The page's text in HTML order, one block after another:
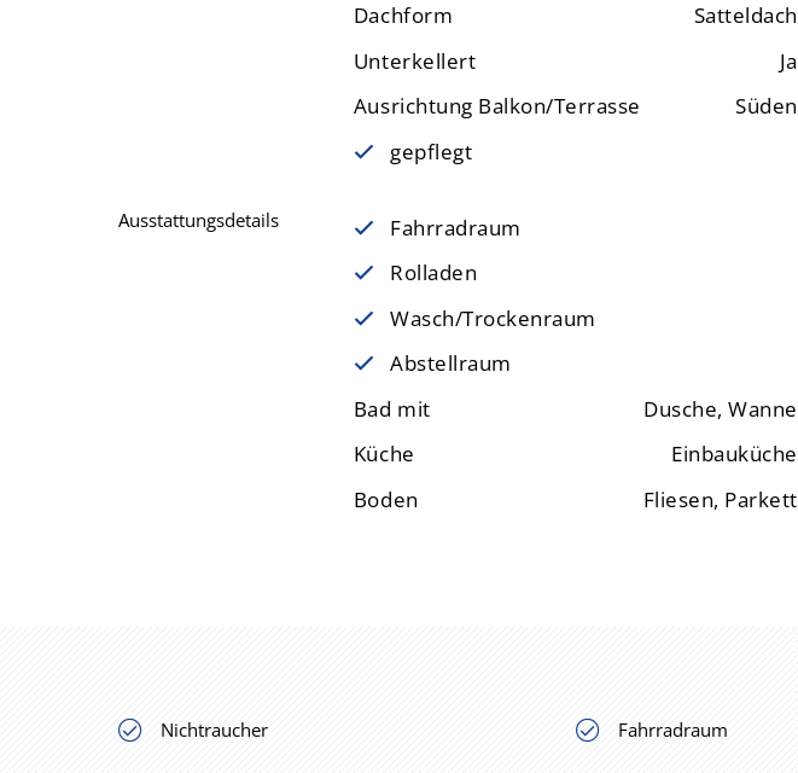
Dachform
Satteldach
Unterkellert
Ja
Ausrichtung Balkon/Terrasse
Süden
gepflegt
Ausstattungsdetails
Fahrradraum
Rolladen
Wasch/Trockenraum
Abstellraum
Bad mit
Dusche, Wanne
Küche
Einbauküche
Boden
Fliesen, Parkett
Nichtraucher Fahrradraum